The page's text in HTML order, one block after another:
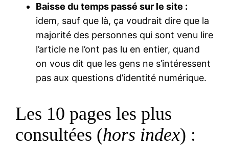
Baisse du temps passé sur le site :
idem, sauf que là, ça voudrait dire que la
majorité des personnes qui sont venu lire
l’article ne l’ont pas lu en entier, quand
on vous dit que les gens ne s’intéressent
pas aux questions d’identité numérique.
Les 10 pages les plus
consultées (hors index) :